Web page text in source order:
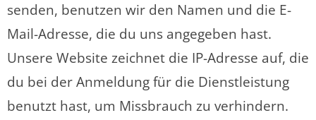
senden, benutzen wir den Namen und die E-
Mail-Adresse, die du uns angegeben hast.
Unsere Website zeichnet die IP-Adresse auf, die
du bei der Anmeldung für die Dienstleistung
benutzt hast, um Missbrauch zu verhindern.